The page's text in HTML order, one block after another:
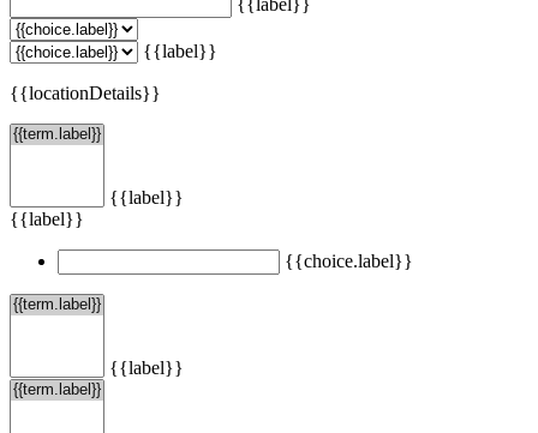
{{label}}
{{locationDetails}}
{{label}}
{{label}}
{{choice.label}}
{{label}}